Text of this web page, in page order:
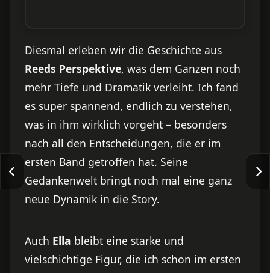
Diesmal erleben wir die Geschichte aus
Reeds Perspektive, was dem Ganzen noch
mehr Tiefe und Dramatik verleiht. Ich fand
es super spannend, endlich zu verstehen,
was in ihm wirklich vorgeht – besonders
nach all den Entscheidungen, die er im
ersten Band getroffen hat. Seine
Gedankenwelt bringt noch mal eine ganz
neue Dynamik in die Story.
Auch Ella bleibt eine starke und
vielschichtige Figur, die ich schon im ersten